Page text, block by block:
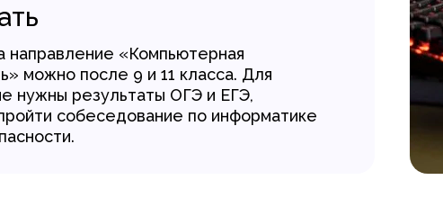
направление «Компьютерная
можно после 9 и 11 класса. Для
нужны результаты ОГЭ и ЕГЭ,
собеседование по информатике